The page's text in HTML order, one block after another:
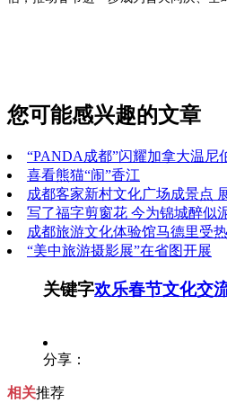
您可能感兴趣的文章
“PANDA成都”闪耀加拿大温尼
喜看熊猫“闹”香江
成都客家新村文化广场成景点
写了福字剪窗花 今为锦城醉似
成都旅游文化体验馆马德里受
“美中旅游摄影展”在省图开展
关键字欢乐春节文化交
分享：
相关推荐